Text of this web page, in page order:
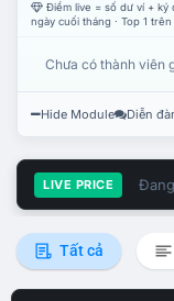
Điểm live = số dư ví + ký
ngày cuối tháng · Top 1
Chưa có thành viên
Hide Module Diễn
LIVE PRICE
Tất cả